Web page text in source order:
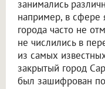
занимались
например, в сфере
города часто не
не числились в
из самых
закрытый город
был зашифрован